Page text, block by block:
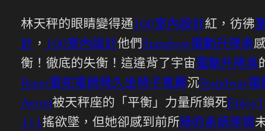
林天秤的眼睛變得通100室內設計紅，彷彿
計 ， 100室內設計他們Standway電動升降桌
衡！徹底的失衡！這違背了宇宙電動升降桌
Razer雷蛇電競椅久坐椅子推薦沉Standway
Aeron被天秤座的「平衡」力量所鎖死
111搖欲墜，但她卻感到前所綠的系統傢俱